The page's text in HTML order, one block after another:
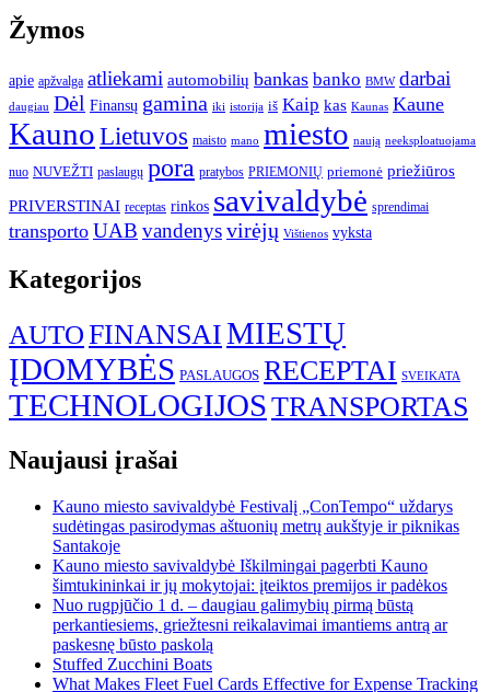
Žymos
apie apžvalga atliekami automobilių bankas banko BMW darbai
daugiau Dėl Finansų gamina iki istorija iš Kaip kas Kaunas Kaune
KaunoLietuvos maisto mano miesto naują neeksploatuojama
nuo NUVEŽTI paslaugų pora pratybos PRIEMONIŲ priemonė priežiūros
PRIVERSTINAI receptas rinkos savivaldybė sprendimai
transporto UAB vandenysvirėjų Vištienos vyksta
Kategorijos
AUTOFINANSAIMIESTŲ
ĮDOMYBĖS PASLAUGOS RECEPTAI SVEIKATA
TECHNOLOGIJOSTRANSPORTAS
Naujausi įrašai
Kauno miesto savivaldybė Festivalį „ConTempo“ uždarys
sudėtingas pasirodymas aštuonių metrų aukštyje ir piknikas
Santakoje
Kauno miesto savivaldybė Iškilmingai pagerbti Kauno
šimtukininkai ir jų mokytojai: įteiktos premijos ir padėkos
Nuo rugpjūčio 1 d. – daugiau galimybių pirmą būstą
perkantiesiems, griežtesni reikalavimai imantiems antrą ar
paskesnę būsto paskolą
Stuffed Zucchini Boats
What Makes Fleet Fuel Cards Effective for Expense Tracking